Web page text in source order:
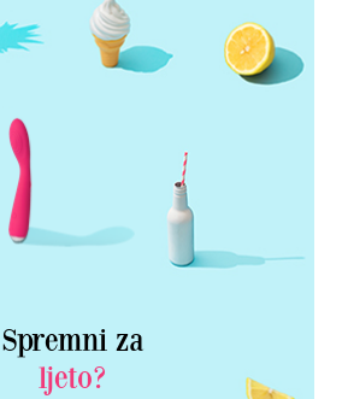
Spremni za
ljeto?